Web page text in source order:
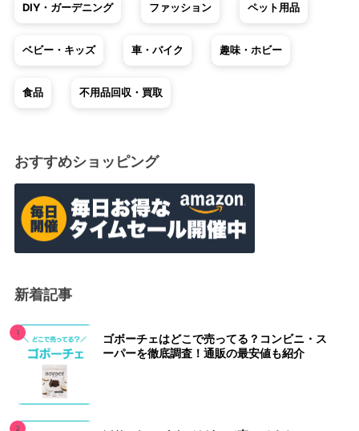
DIY・ガーデニング ファッション ペット用品
ベビー・キッズ 車・バイク 趣味・ホビー
食品 不用品回収・買取
おすすめショッピング
新着記事
ゴボーチェはどこで売ってる？コンビニ・ス
ーパーを徹底調査！通販の最安値も紹介